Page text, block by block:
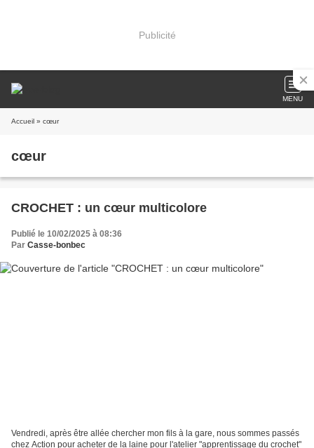
Publicité
MENU
Accueil » cœur
cœur
CROCHET : un cœur multicolore
Publié le 10/02/2025 à 08:36
Par Casse-bonbec
Vendredi, après être allée chercher mon fils à la gare, nous sommes passés
chez Action pour acheter de la laine pour l'atelier "apprentissage du crochet"